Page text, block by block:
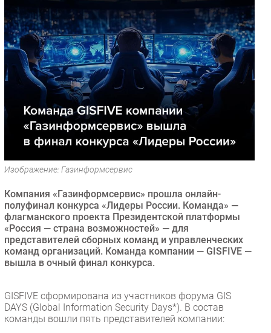
Торговые сети
Оборудование
ПО
Outsourcing
Кадры
Регулирование
Финансы
Web
Безопасность
Инновации
Гаджеты
Здоровье
РАЗДЕЛЫ
Интервью
Мероприятия
Изображение: Газинформсервис
Компания «Газинформсервис» прошла онлайн-
полуфинал конкурса «Лидеры России. Команда» —
флагманского проекта Президентской платформы
«Россия — страна возможностей» — для
представителей сборных команд и управленческих
команд организаций. Команда компании — GISFIVE —
вышла в очный финал конкурса.
GISFIVE сформирована из участников форума GIS
DAYS (Global Information Security Days*). В состав
команды вошли пять представителей компании: